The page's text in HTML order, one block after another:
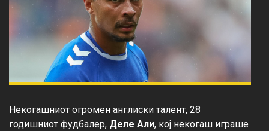
Некогашниот огромен англиски талент, 28
годишниот фудбалер, Деле Али, кој некогаш играше